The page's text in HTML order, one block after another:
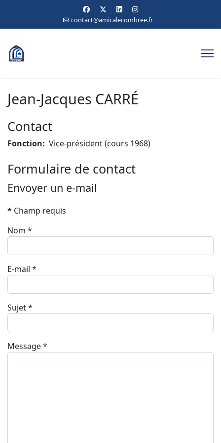
contact@amicalecombree.fr
Jean-Jacques CARRÉ
Contact
Fonction: Vice-président (cours 1968)
Formulaire de contact
Envoyer un e-mail
* Champ requis
Nom *
E-mail *
Sujet*
Message*